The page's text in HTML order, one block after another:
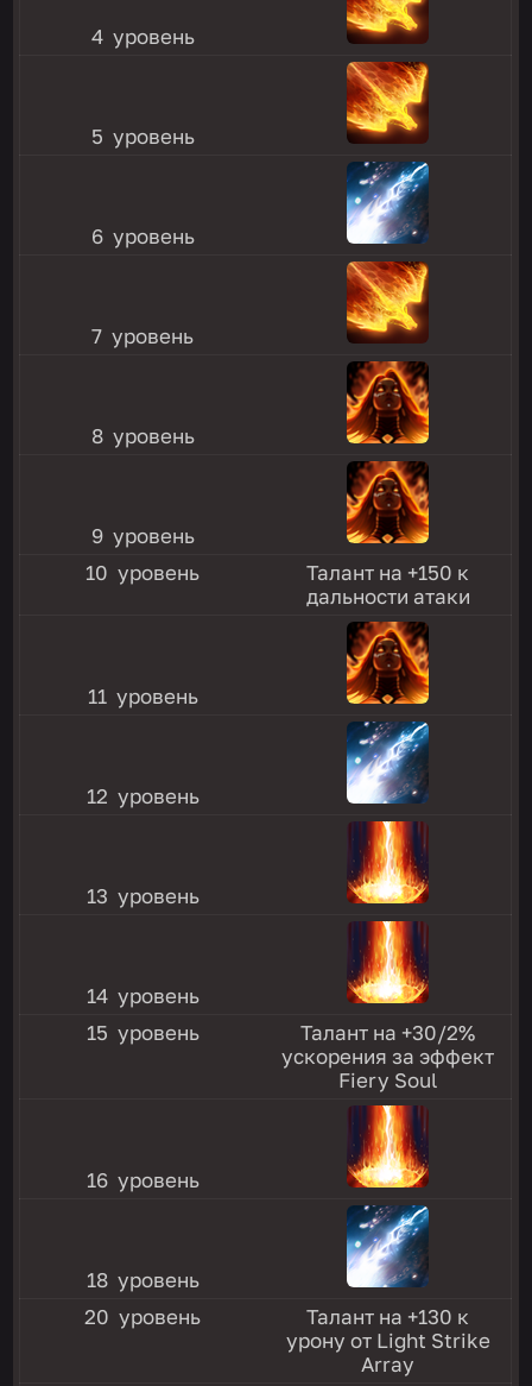
4 уровень
5 уровень
6 уровень
7 уровень
8 уровень
9 уровень
10 уровень
Талант на +150 к
дальности атаки
11 уровень
12 уровень
13 уровень
14 уровень
15 уровень
Талант на +30/2%
ускорения за эффект
Fiery Soul
16 уровень
18 уровень
20 уровень
Талант на +130 к
урону от Light Strike
Array